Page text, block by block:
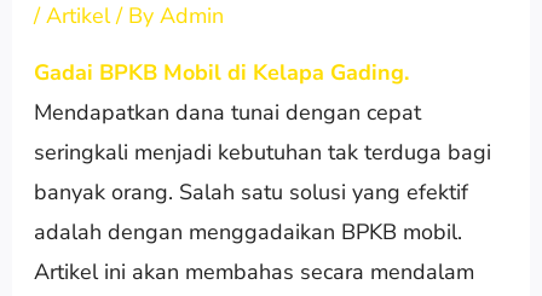
/Artikel/ By Admin
Gadai BPKB Mobil di Kelapa Gading.
Mendapatkan dana tunai dengan cepat
seringkali menjadi kebutuhan tak terduga bagi
banyak orang. Salah satu solusi yang efektif
adalah dengan menggadaikan BPKB mobil.
Artikel ini akan membahas secara mendalam